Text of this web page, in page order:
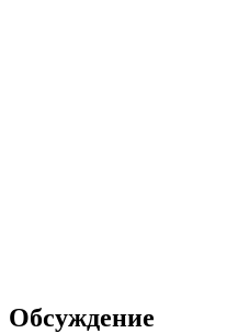
Обсуждение